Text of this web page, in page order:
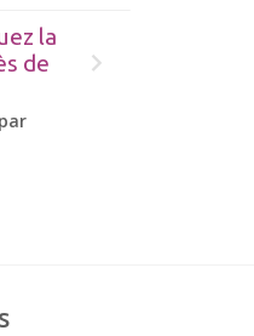
la
de